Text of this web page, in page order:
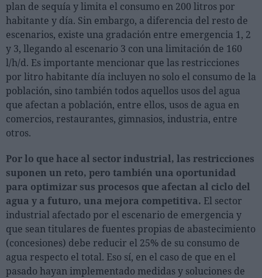
Lanzamientos
Cosmética
Proveedores
Estética
Perfumería
Salud
Lujo
Eventos
Agenda de actividades
Ferias sectoriales
Formaciones destacadas
Opinión
Revista
plan de sequía y limita el consumo en 200 litros por
habitante y día. Sin embargo, a diferencia del resto de
escenarios, existe una gradación entre emergencia 1, 2
y 3, llegando al escenario 3 con una limitación de 160
l/h/d. Es importante mencionar que las restricciones
por litro habitante día incluyen no solo el consumo de la
población, sino también todos aquellos usos del agua
que afectan a población, entre ellos, usos de agua en
comercios, restaurantes, gimnasios, industria, entre
otros.
Por lo que hace al sector industrial, las restricciones
suponen un reto, pero también una oportunidad
para optimizar sus procesos que afectan al ciclo del
agua y a futuro, una mejora competitiva. El sector
industrial afectado por el escenario de emergencia y
que sean titulares de fuentes propias de abastecimiento
(concesiones) debe reducir el 25% de su consumo de
agua respecto el total. Eso sí, en el caso de que en el
pasado hayan implementado medidas y soluciones de